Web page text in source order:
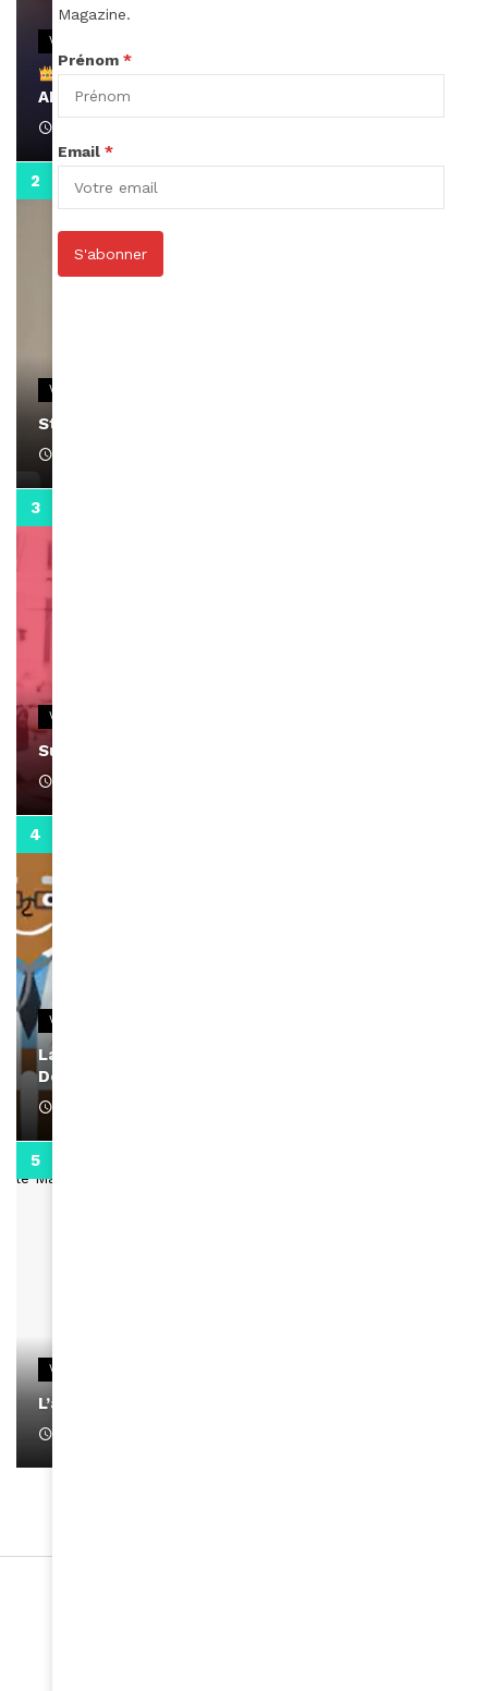
VIDEOS
Remerciements à Ayden pour son message sur
AMINA, le Magazine de la Femme
VIDEOS
Stacy passe un message
VIDEOS
Support Black Business Wee-kend
VIDEOS
La rubrique santé speciale coronavirus du
Docteur Makanda
VIDEOS
L’artiste Yoan s’exprime
Magazine.
Prénom *
Email *
S'abonner